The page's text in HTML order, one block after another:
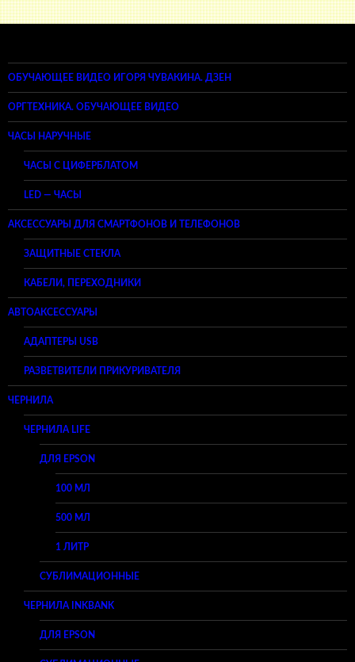
ОБУЧАЮЩЕЕ ВИДЕО ИГОРЯ ЧУВАКИНА. ДЗЕН
ОРГТЕХНИКА. ОБУЧАЮЩЕЕ ВИДЕО
ЧАСЫ НАРУЧНЫЕ
ЧАСЫ С ЦИФЕРБЛАТОМ
LED — ЧАСЫ
АКСЕССУАРЫ ДЛЯ СМАРТФОНОВ И ТЕЛЕФОНОВ
ЗАЩИТНЫЕ СТЕКЛА
КАБЕЛИ, ПЕРЕХОДНИКИ
АВТОАКСЕССУАРЫ
АДАПТЕРЫ USB
РАЗВЕТВИТЕЛИ ПРИКУРИВАТЕЛЯ
ЧЕРНИЛА
ЧЕРНИЛА LIFE
ДЛЯ EPSON
100 МЛ
500 МЛ
1 ЛИТР
СУБЛИМАЦИОННЫЕ
ЧЕРНИЛА INKBANK
ДЛЯ EPSON